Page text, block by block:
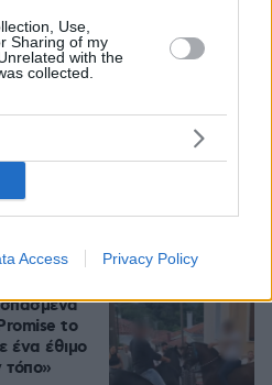
Use,
Sharing of my
with the
collected.
Access Privacy Policy
Χανιά
to
ένα έθιμο
τόπο»